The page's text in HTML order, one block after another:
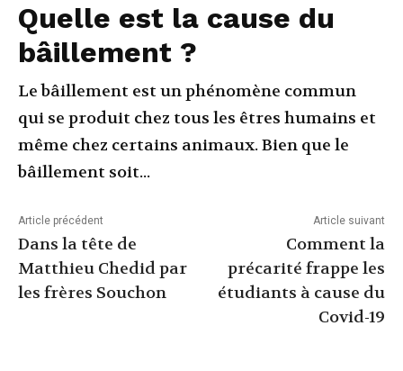
Quelle est la cause du
bâillement ?
Le bâillement est un phénomène commun
qui se produit chez tous les êtres humains et
même chez certains animaux. Bien que le
bâillement soit...
Article précédent
Dans la tête de
Matthieu Chedid par
les frères Souchon
Article suivant
Comment la
précarité frappe les
étudiants à cause du
Covid-19